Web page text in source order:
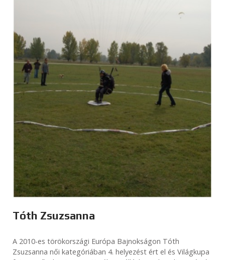
Tóth Zsuzsanna
A 2010-es törökországi Európa Bajnokságon Tóth
Zsuzsanna női kategóriában 4. helyezést ért el és Világkupa